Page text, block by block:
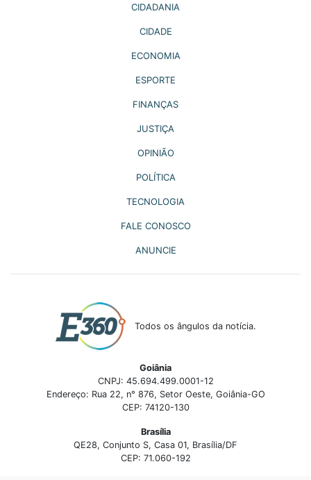
CIDADANIA
CIDADE
ECONOMIA
ESPORTE
FINANÇAS
JUSTIÇA
OPINIÃO
POLÍTICA
TECNOLOGIA
FALE CONOSCO
ANUNCIE
Todos os ângulos da notícia.
Goiânia
CNPJ: 45.694.499.0001-12
Endereço: Rua 22, n° 876, Setor Oeste, Goiânia-GO
CEP: 74120-130
Brasília
QE28, Conjunto S, Casa 01, Brasília/DF
CEP: 71.060-192